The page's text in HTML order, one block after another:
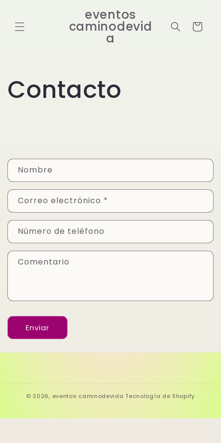
al contenido
eventos
caminodevid
a
Carrito
Contacto
F
o
r
m
u
l
a
o
d
c
o
c
Nombre
Correo electrónico *
Número de teléfono
Comentario
Enviar
© 2026, eventos caminodevida Tecnología de Shopify